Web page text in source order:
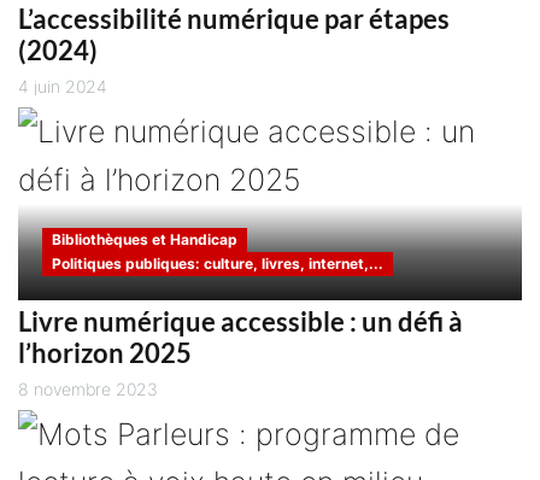
L’accessibilité numérique par étapes
(2024)
4 juin 2024
Bibliothèques et Handicap
Politiques publiques: culture, livres, internet,...
Livre numérique accessible : un défi à
l’horizon 2025
8 novembre 2023